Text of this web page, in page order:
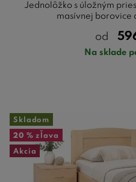
Jednolôžko s úložným
masívnej borovice
od
Na sklade
Skladom
20 % zľava
Akcia